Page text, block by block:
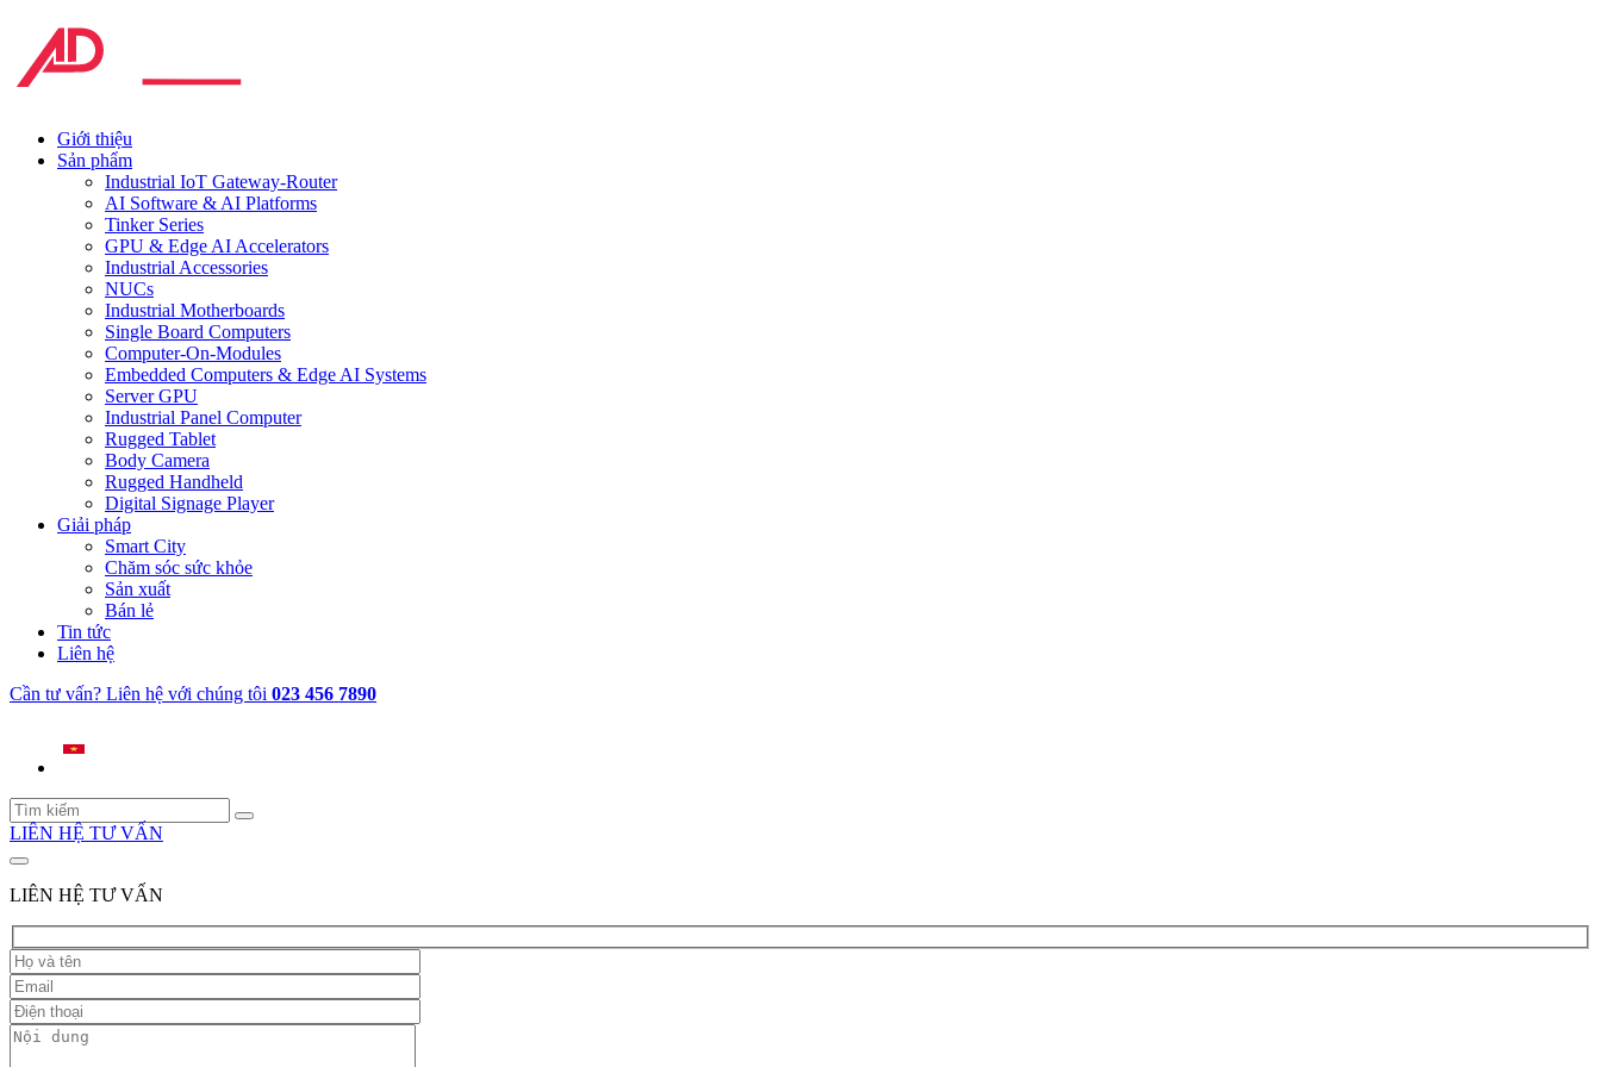
Giới thiệu
Sản phẩm
Industrial IoT Gateway-Router
AI Software & AI Platforms
Tinker Series
GPU & Edge AI Accelerators
Industrial Accessories
NUCs
Industrial Motherboards
Single Board Computers
Computer-On-Modules
Embedded Computers & Edge AI Systems
Server GPU
Industrial Panel Computer
Rugged Tablet
Body Camera
Rugged Handheld
Digital Signage Player
Giải pháp
Smart City
Chăm sóc sức khỏe
Sản xuất
Bán lẻ
Tin tức
Liên hệ
Cần tư vấn? Liên hệ với chúng tôi 023 456 7890
LIÊN HỆ TƯ VẤN
LIÊN HỆ TƯ VẤN